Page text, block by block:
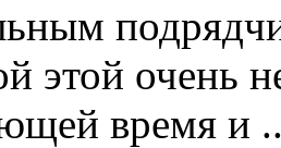
этой очень
время и